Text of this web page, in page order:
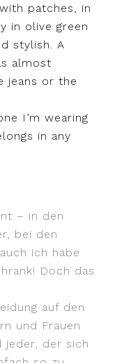
patches, in
in olive green
stylish. A
almost
jeans or the
I’m wearing
in any
– in den
bei den
ich habe
Doch das
auf den
und Frauen
jeder, der sich